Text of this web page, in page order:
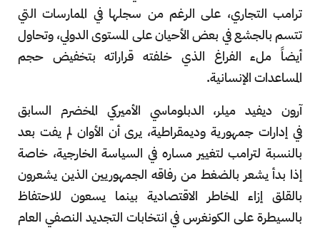
ترامب التجاري، على الرغم من سجلها في الممارسات التي
تتسم بالجشع في بعض الأحيان على المستوى الدولي، وتحاول
أيضاً ملء الفراغ الذي خلفته قراراته بتخفيض حجم
المساعدات الإنسانية.
آرون ديفيد ميلر، الدبلوماسي الأميركي المخضرم السابق
في إدارات جمهورية وديمقراطية، يرى أن الأوان لم يفت بعد
بالنسبة لترامب لتغيير مساره في السياسة الخارجية، خاصة
إذا بدأ يشعر بالضغط من رفاقه الجمهوريين الذين يشعرون
بالقلق إزاء المخاطر الاقتصادية بينما يسعون للاحتفاظ
بالسيطرة على الكونغرس في انتخابات التجديد النصفي العام